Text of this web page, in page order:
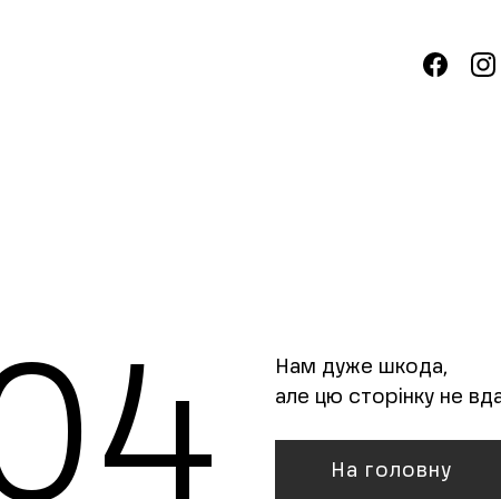
Нам дуже шкода,
але цю сторінку не
На головну